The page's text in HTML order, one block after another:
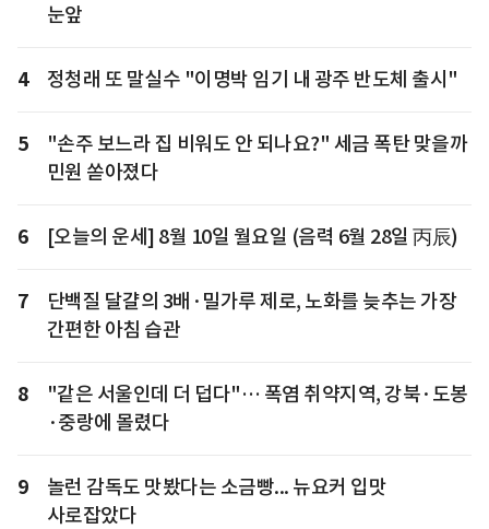
눈앞
4 정청래 또 말실수 "이명박 임기 내 광주 반도체 출시"
5
"손주 보느라 집 비워도 안 되나요?" 세금 폭탄 맞을까
민원 쏟아졌다
6 [오늘의 운세] 8월 10일 월요일 (음력 6월 28일 丙辰)
7
단백질 달걀의 3배·밀가루 제로, 노화를 늦추는 가장
간편한 아침 습관
8
"같은 서울인데 더 덥다"… 폭염 취약지역, 강북·도봉
·중랑에 몰렸다
9
놀런 감독도 맛봤다는 소금빵... 뉴요커 입맛
사로잡았다